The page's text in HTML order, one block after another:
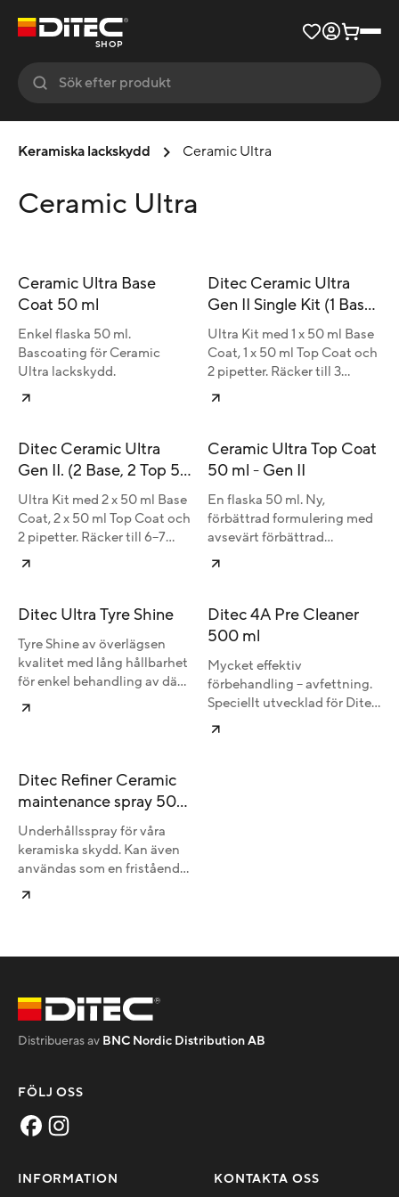
SHOP
Keramiska lackskydd Ceramic Ultra
Ceramic Ultra
Ceramic Ultra Base
Coat 50 ml
Enkel flaska 50 ml.
Bascoating för Ceramic
Ultra lackskydd.
Ditec Ceramic Ultra
Gen II Single Kit (1 Base,
1 Top 50 ml.)
Ultra Kit med 1 x 50 ml Base
Coat, 1 x 50 ml Top Coat och
2 pipetter. Räcker till 3
normalstora bilar.
Ditec Ceramic Ultra
Gen II. (2 Base, 2 Top 50
ml.)
Ultra Kit med 2 x 50 ml Base
Coat, 2 x 50 ml Top Coat och
2 pipetter. Räcker till 6–7
normalstora bilar.
Ceramic Ultra Top Coat
50 ml - Gen II
En flaska 50 ml. Ny,
förbättrad formulering med
avsevärt förbättrad
motståndskraft mot salt och
Ditec Ultra Tyre Shine
Tyre Shine av överlägsen
kvalitet med lång hållbarhet
för enkel behandling av däck
och plastdetaljer. Räcker till
Ditec 4A Pre Cleaner
500 ml
Mycket effektiv
förbehandling – avfettning.
Speciellt utvecklad för Ditec
Paint Preservation System
Ditec Refiner Ceramic
maintenance spray 500
ml.
Underhållsspray för våra
keramiska skydd. Kan även
användas som en fristående
produkt.
Distribueras av BNC Nordic Distribution AB
FÖLJ OSS
INFORMATION KONTAKTA OSS